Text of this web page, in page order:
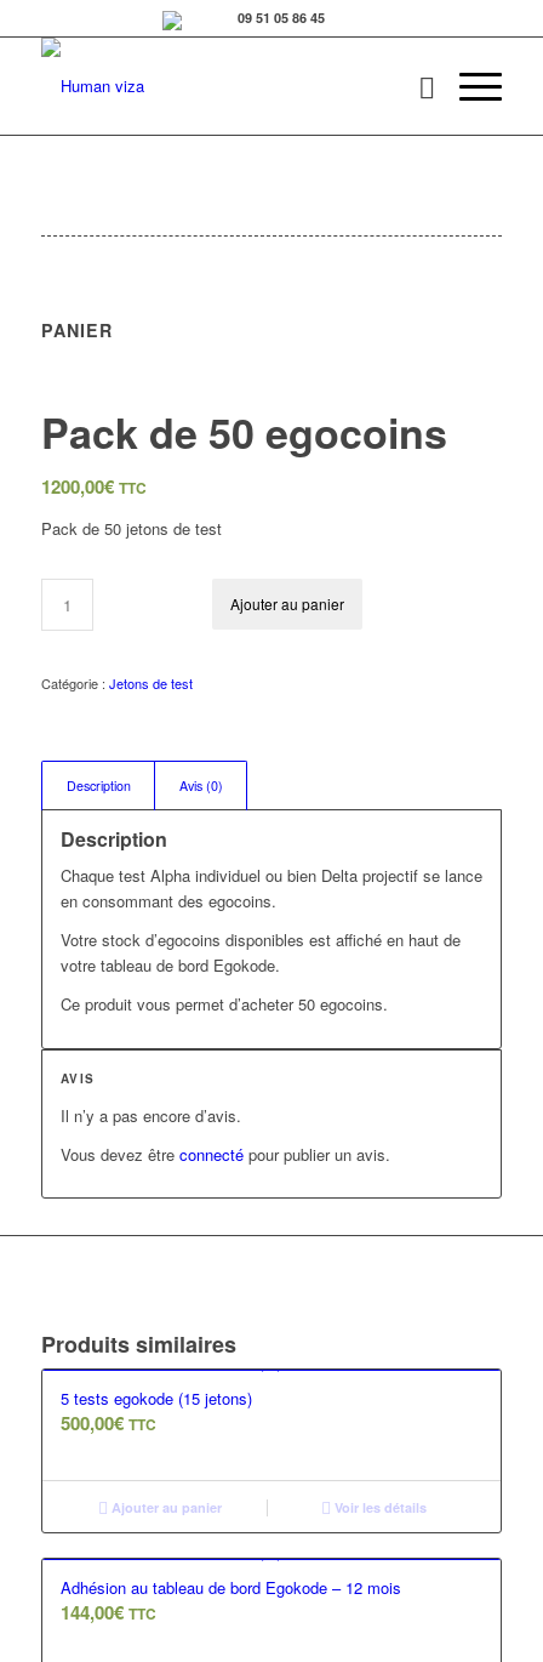
PANIER
Pack de 50 egocoins
1200,00€ TTC
Pack de 50 jetons de test
Ajouter au panier
Catégorie : Jetons de test
Description Avis (0)
Description
Chaque test Alpha individuel ou bien Delta projectif se lance
en consommant des egocoins.
Votre stock d’egocoins disponibles est affiché en haut de
votre tableau de bord Egokode.
Ce produit vous permet d’acheter 50 egocoins.
AVIS
Il n’y a pas encore d’avis.
Vous devez être connectépour publier un avis.
Produits similaires
5 tests egokode (15 jetons)
500,00€ TTC
Ajouter au panier Voir les détails
Adhésion au tableau de bord Egokode – 12 mois
144,00€ TTC